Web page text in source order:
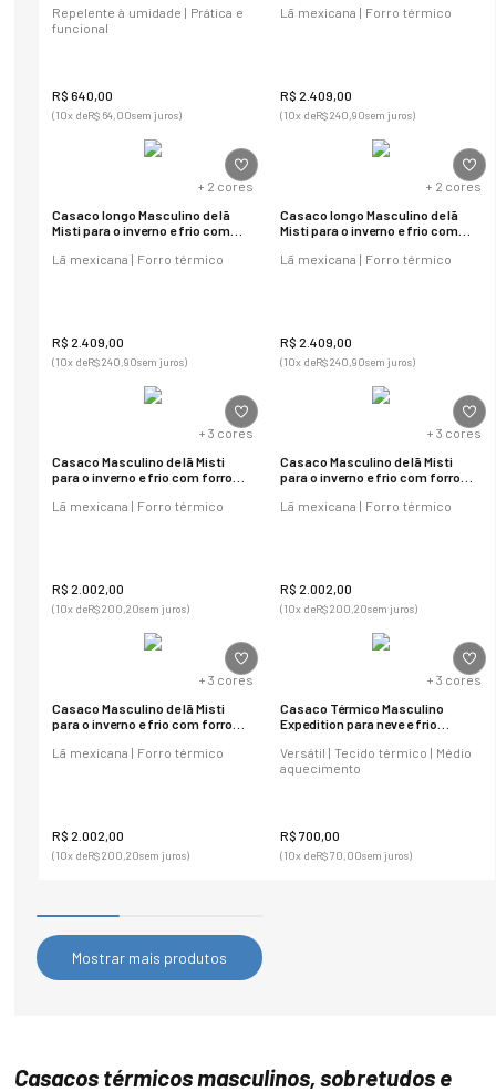
Repelente à umidade | Prática e
funcional
R$ 640 00
(10x deR$ 64,00sem juros)
Lã mexicana | Forro térmico
R$ 2 409 00
(10x deR$240,90sem juros)
+ 2 cores
Casaco longo Masculino de lã
Misti para o inverno e frio com
Lã mexicana | Forro térmico
R$ 2 409 00
(10x deR$240,90sem juros)
+ 2 cores
Casaco longo Masculino de lã
Misti para o inverno e frio com
Lã mexicana | Forro térmico
R$ 2 409 00
(10x deR$240,90sem juros)
+ 3 cores
Casaco Masculino de lã Misti
para o inverno e frio com forro
Lã mexicana | Forro térmico
R$ 2 002 00
(10x deR$200,20sem juros)
+3 cores
Casaco Masculino de lã Misti
para o inverno e frio com forro
Lã mexicana | Forro térmico
R$ 2 002 00
(10x deR$200,20sem juros)
+ 3 cores
Casaco Masculino de lã Misti
para o inverno e frio com forro
Lã mexicana | Forro térmico
R$ 2 002 00
(10x deR$200,20sem juros)
+3 cores
Casaco Térmico Masculino
Expedition para neve e frio
Versátil | Tecido térmico | Médio
aquecimento
R$ 700 00
(10x deR$70,00sem juros)
Mostrar mais produtos
Casacos térmicos masculinos, sobretudos e